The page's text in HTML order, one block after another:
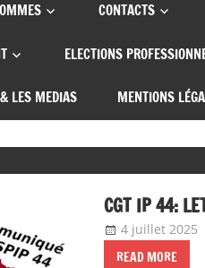
CONTACTS
ELECTIONS
LES MEDIAS MENTIONS
CGT IP 44:
4 juillet 2025
READ MORE